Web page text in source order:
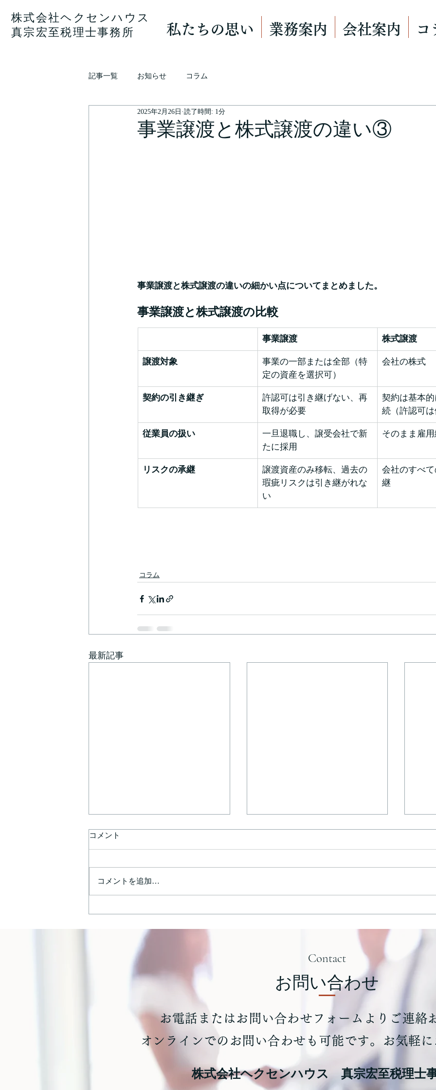
株式会社ヘクセンハウス
真宗宏至税理士事務所
私たちの思い 業務案内 会社案内 コ
記事一覧 お知らせ コラム
事業譲渡と株式譲渡の違い③
2025年2月26日 読了時間: 1分
事業譲渡と株式譲渡の違いの細かい点についてまとめました。
事業譲渡と株式譲渡の比較
事業譲渡 株式譲渡
譲渡対象
事業の一部または全部（特
定の資産を選択可）
会社の株式
契約の引き継ぎ
許認可は引き継げない、再
取得が必要
契約は基本
続（許認可は
従業員の扱い
一旦退職し、譲受会社で新
たに採用
そのまま雇
リスクの承継
譲渡資産のみ移転、過去の
瑕疵リスクは引き継がれな
い
会社のすべ
継
コラム
最新記事
コメント
コメントを追加…
Contact
お問い合わせ
お電話またはお問い合わせフォームよりご連絡
​ オンラインでのお問い合わせも可能です。お気軽
株式会社ヘクセンハウス 真宗宏至税理士